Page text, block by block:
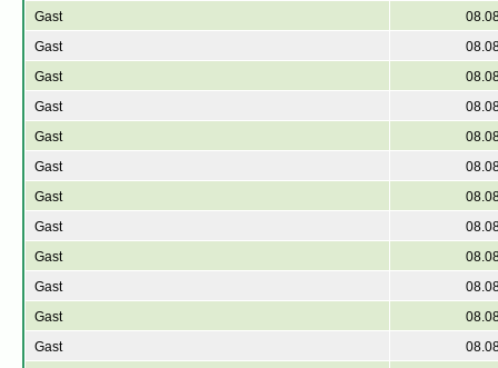
Gast
Gast
Gast
Gast
Gast
Gast
Gast
Gast
Gast
Gast
Gast
Gast